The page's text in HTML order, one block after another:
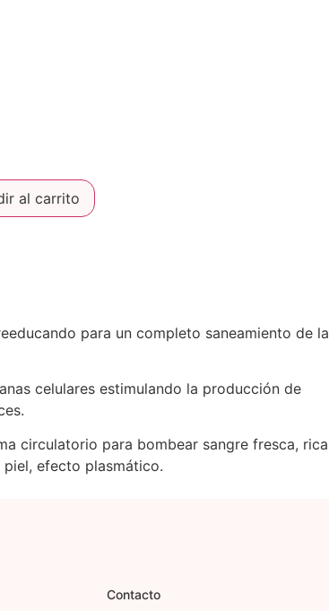
al carrito
para un completo saneamiento de la
celulares estimulando la producción de
circulatorio para bombear sangre fresca, rica
efecto plasmático.
Contacto